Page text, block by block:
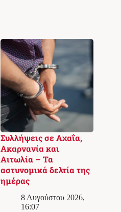
Συλλήψεις σε Αχαΐα,
Ακαρνανία και
Αιτωλία – Τα
αστυνομικά δελτία της
ημέρας
8 Αυγούστου 2026,
16:07